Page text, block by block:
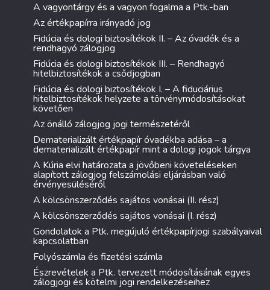
A vagyontárgy és a vagyon fogalma a Ptk.-ban
Az értékpapírra irányadó jog
Fidúcia és dologi biztosítékok II. – Az óvadék és a
rendhagyó zálogjog
Fidúcia és dologi biztosítékok III. – Rendhagyó
hitelbiztosítékok a csődjogban
Fidúcia és dologi biztosítékok I. – A fiduciárius
hitelbiztosítékok helyzete a törvénymódosításokat
követően
Az önálló zálogjog jogi természetéről
Dematerializált értékpapír óvadékba adása – a
dematerializált értékpapír mint a dologi jogok tárgya
A Kúria elvi határozata a jövőbeni követeléseken
alapított zálogjog felszámolási eljárásban való
érvényesüléséről
A kölcsönszerződés sajátos vonásai (II. rész)
A kölcsönszerződés sajátos vonásai (I. rész)
Gondolatok a Ptk. megújuló értékpapírjogi szabályaival
kapcsolatban
Folyószámla és fizetési számla
Észrevételek a Ptk. tervezett módosításának egyes
zálogjogi és kötelmi jogi rendelkezéseihez